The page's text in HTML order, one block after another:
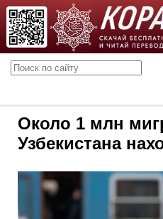
Около 1 млн
Узбекистана